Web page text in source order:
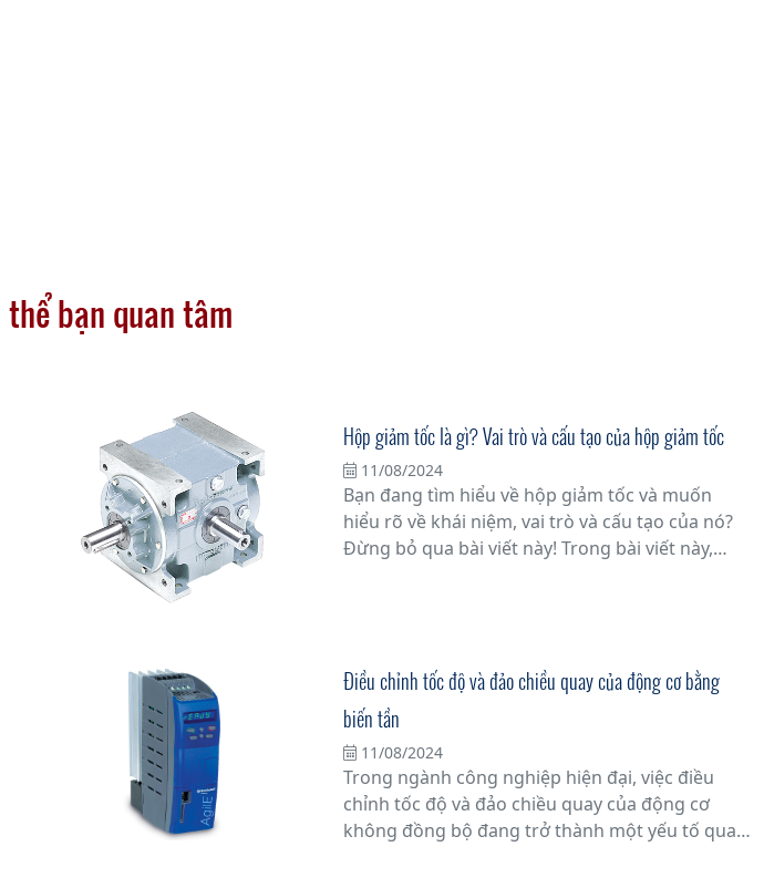
bạn quan tâm
Hộp giảm tốc là gì? Vai trò và cấu tạo của hộp giảm tốc
11/08/2024
Bạn đang tìm hiểu về hộp giảm tốc và muốn
hiểu rõ về khái niệm, vai trò và cấu tạo của nó?
Đừng bỏ qua bài viết này! Trong bài viết này,
Điều chỉnh tốc độ và đảo chiều quay của động cơ bằng
biến tần
11/08/2024
Trong ngành công nghiệp hiện đại, việc điều
chỉnh tốc độ và đảo chiều quay của động cơ
không đồng bộ đang trở thành một yếu tố quan